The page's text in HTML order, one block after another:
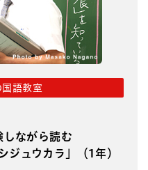
語教室
ながら読む
ュウカラ」（1年）